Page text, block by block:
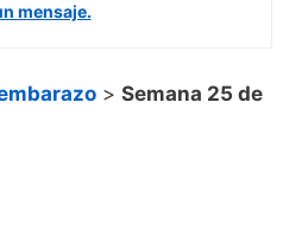
mensaje.
> Semana 25 de